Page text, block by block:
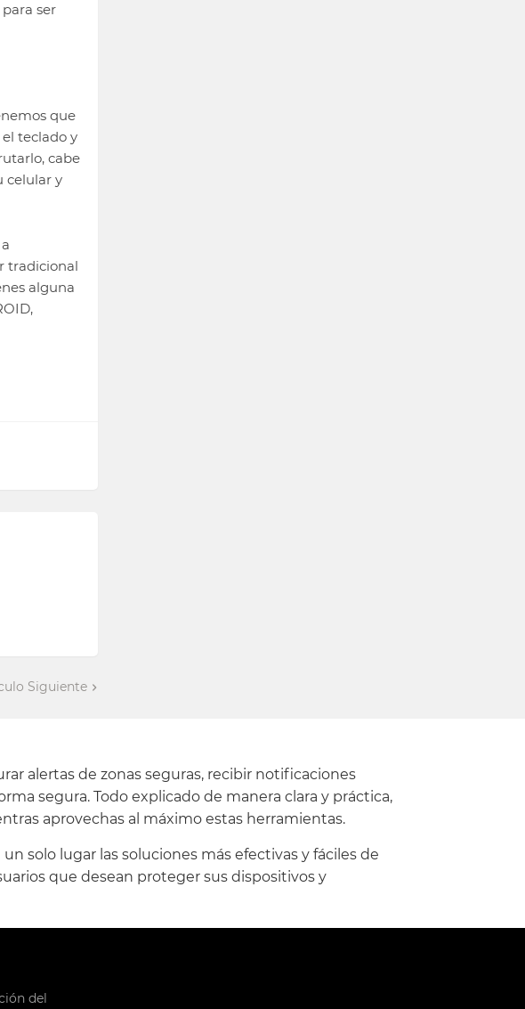
ser
que
teclado y
cabe
celular y
tradicional
alguna
Siguiente
alertas de zonas seguras, recibir notificaciones
segura. Todo explicado de manera clara y práctica,
aprovechas al máximo estas herramientas.
solo lugar las soluciones más efectivas y fáciles de
que desean proteger sus dispositivos y
del